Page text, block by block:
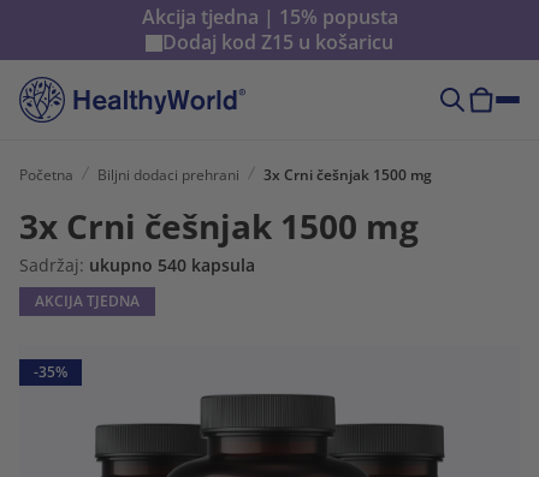
Akcija tjedna | 15% popusta
Dodaj kod Z15 u košaricu
Početna Biljni dodaci prehrani 3x Crni češnjak 1500 mg
3x Crni češnjak 1500 mg
Sadržaj: ukupno 540 kapsula
AKCIJA TJEDNA
-35%